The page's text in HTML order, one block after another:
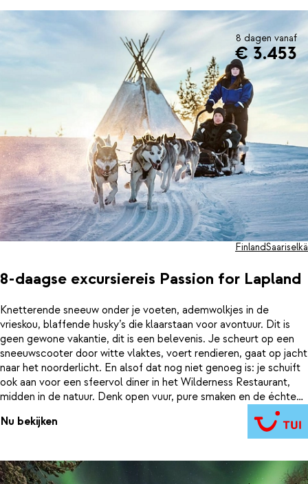
8 dagen vanaf
€ 3.453
8-daagse excursiereis Passion for Lapland
FinlandSaariselkä
Knetterende sneeuw onder je voeten, ademwolkjes in de
vrieskou, blaffende husky’s die klaarstaan voor avontuur. Dit is
geen gewone vakantie, dit is een belevenis. Je scheurt op een
sneeuwscooter door witte vlaktes, voert rendieren, gaat op jacht
naar het noorderlicht. En alsof dat nog niet genoeg is: je schuift
ook aan voor een sfeervol diner in het Wilderness Restaurant,
midden in de natuur. Denk open vuur, pure smaken en de échte
sfeer van Lapland. Je verblijft deze week in het moderne Star
Arctic Hotel, op een unieke locatie net buiten Saariselkä. Dankzij
de grote ramen in je kamer heb je perfect uitzicht op de
gewoon vanuit je bed. Warm jezelf lekker op in de sauna, proef
Nu bekijken